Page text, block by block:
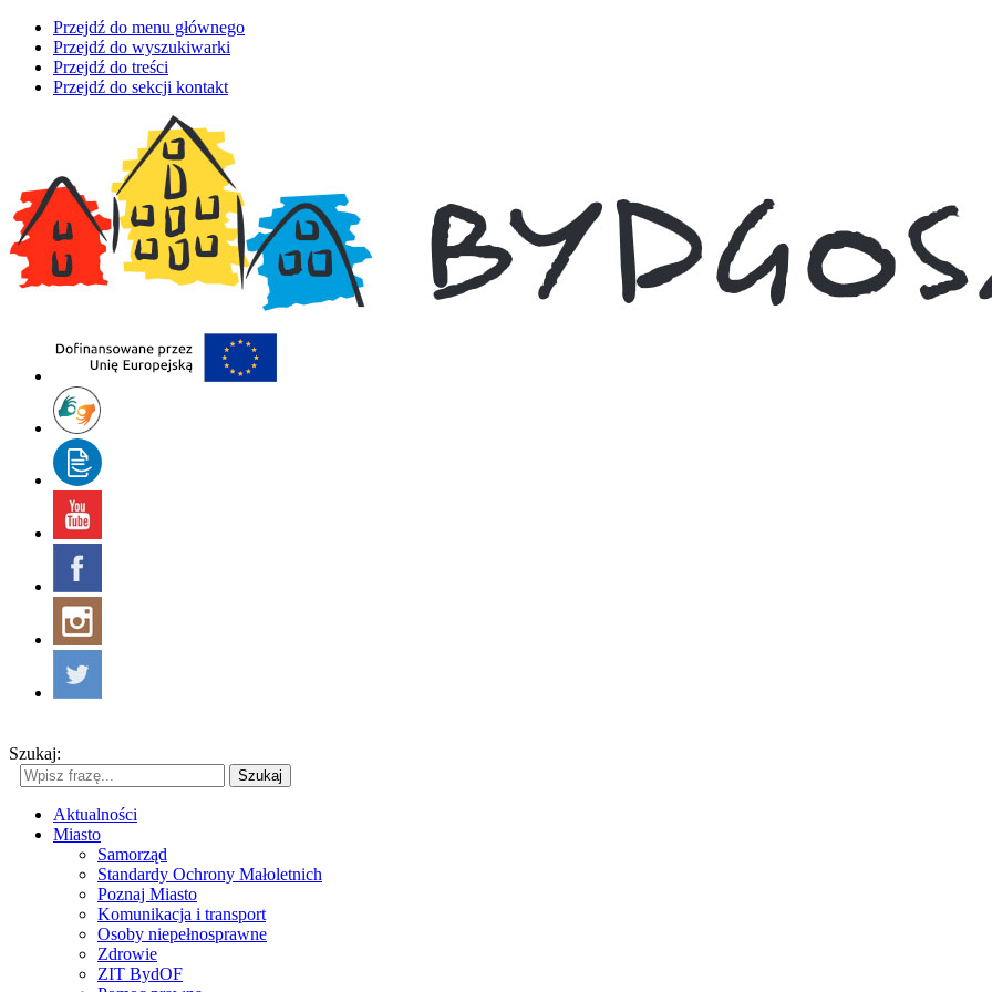
Przejdź do menu głównego
Przejdź do wyszukiwarki
Przejdź do treści
Przejdź do sekcji kontakt
Szukaj:
Szukaj
Aktualności
Miasto
Samorząd
Standardy Ochrony Małoletnich
Poznaj Miasto
Komunikacja i transport
Osoby niepełnosprawne
Zdrowie
ZIT BydOF